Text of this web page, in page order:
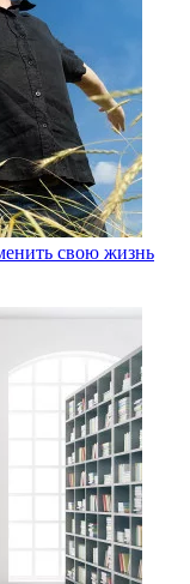
свою жизнь